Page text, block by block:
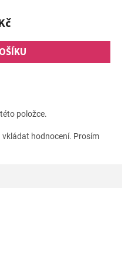
položce.
hodnocení. Prosím